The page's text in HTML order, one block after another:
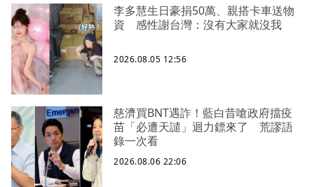
李多慧生日豪捐50萬、親搭卡車送物
資 感性謝台灣：沒有大家就沒我
2026.08.05 12:56
慈濟買BNT遇詐！藍白昔嗆政府擋疫
苗「必遭天譴」迴力鏢來了 荒謬語
錄一次看
2026.08.06 22:06